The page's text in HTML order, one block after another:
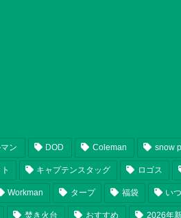
ン DOD Coleman snow
キャプテンスタッグ ロゴス
Workman タープ 福袋 い
焚き火台 おすすめ 2026年